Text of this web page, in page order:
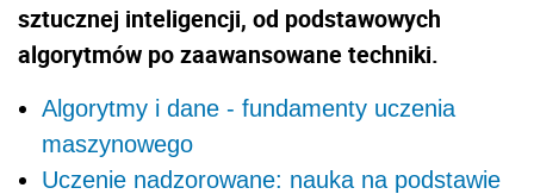
sztucznej inteligencji, od podstawowych
algorytmów po zaawansowane techniki.
Algorytmy i dane - fundamenty uczenia
maszynowego
Uczenie nadzorowane: nauka na podstawie